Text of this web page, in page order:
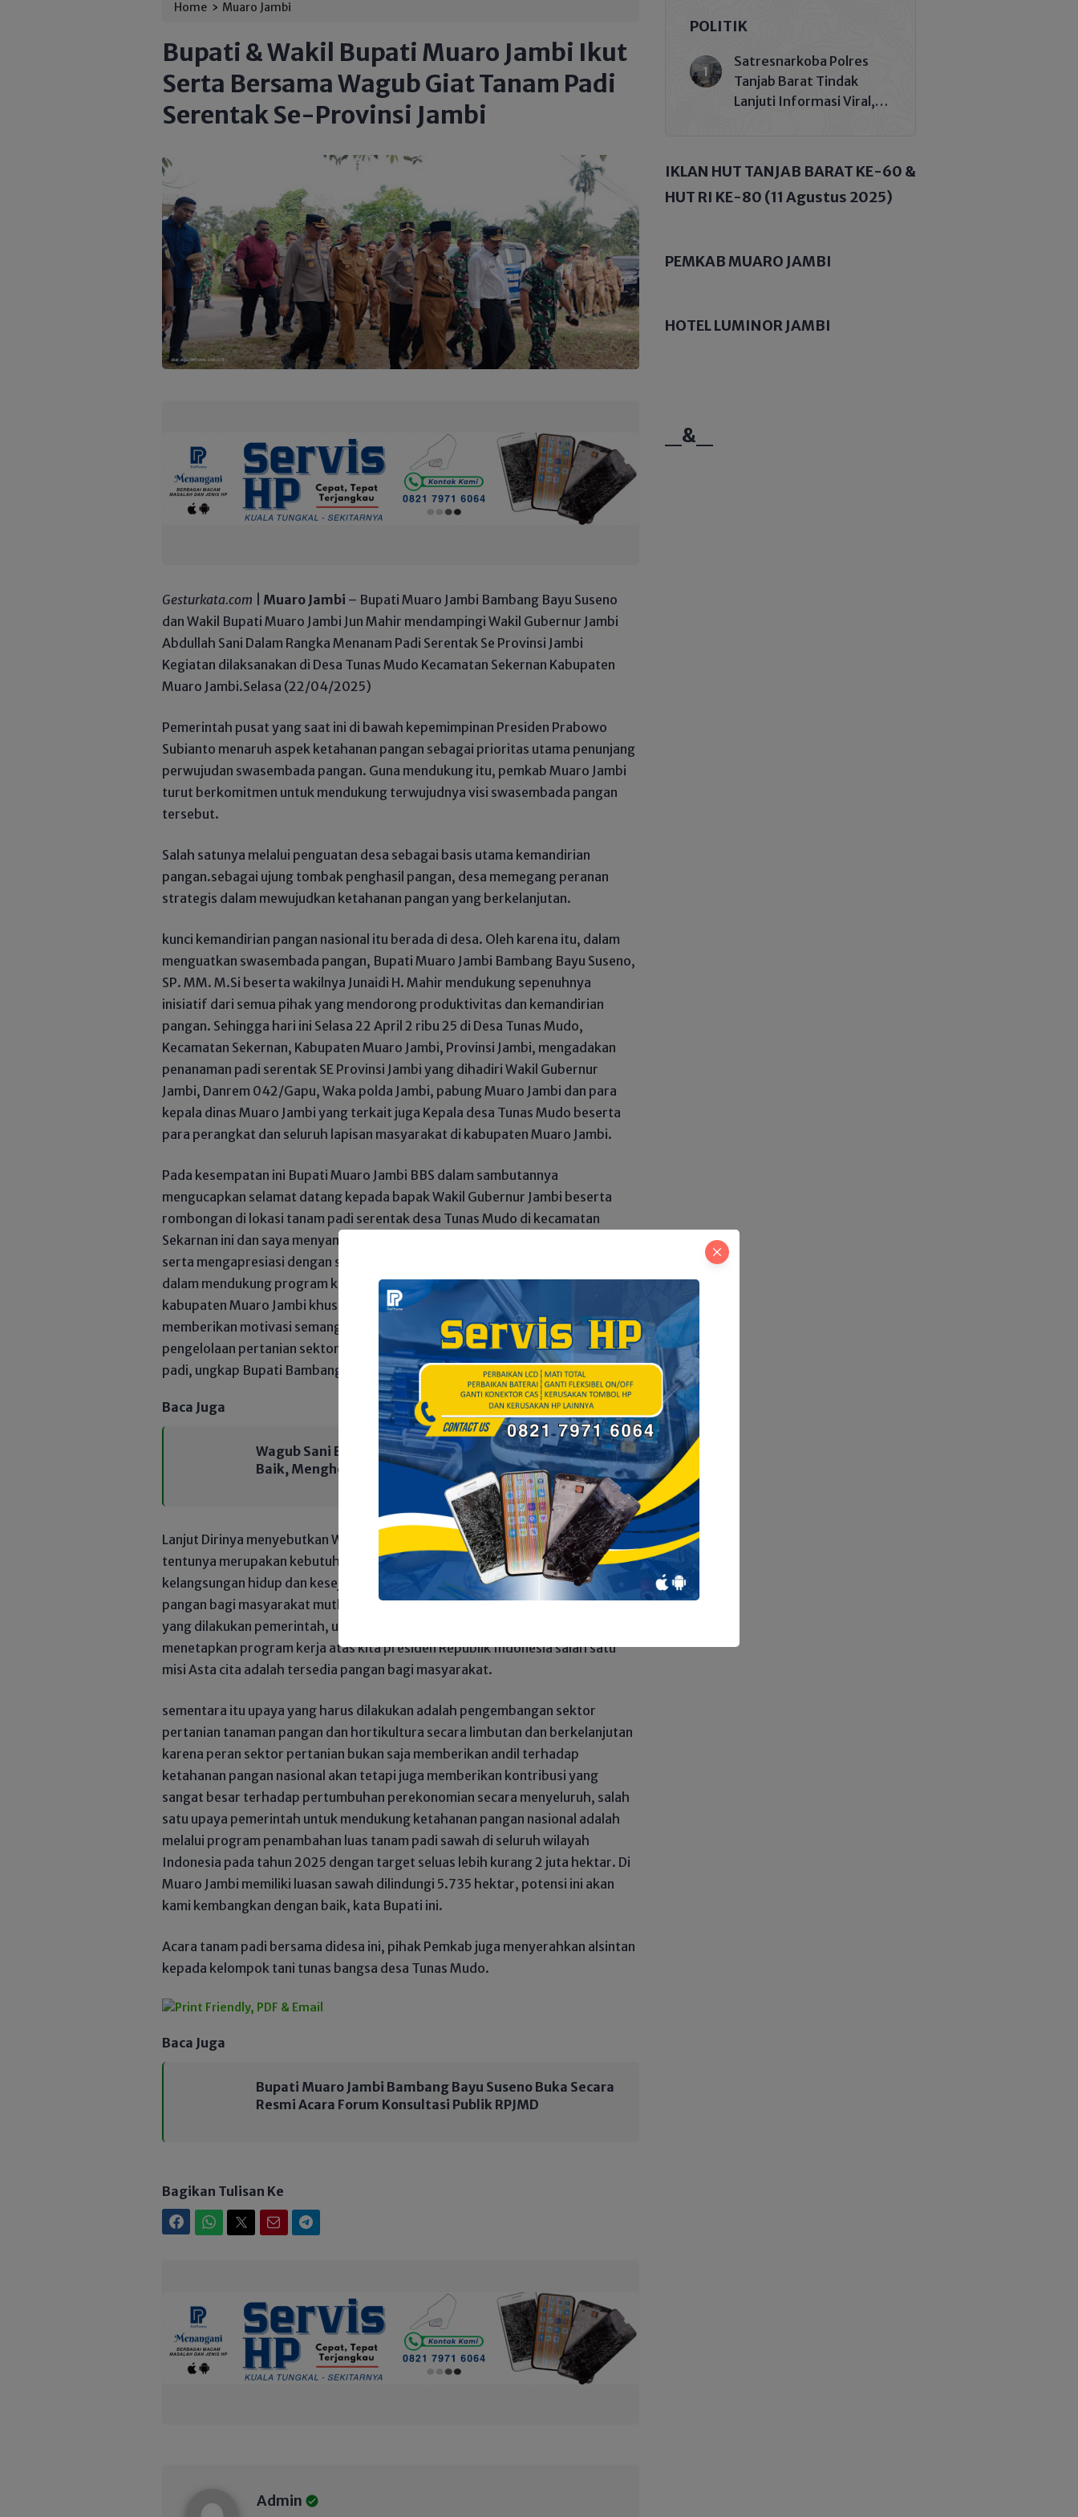
Home › Muaro Jambi
Bupati & Wakil Bupati Muaro Jambi Ikut
Serta Bersama Wagub Giat Tanam Padi
Serentak Se-Provinsi Jambi
Gesturkata.com Muaro Jambi – Bupati Muaro Jambi Bambang Bayu Suseno
dan Wakil Bupati Muaro Jambi Jun Mahir mendampingi Wakil Gubernur Jambi
Abdullah Sani Dalam Rangka Menanam Padi Serentak Se Provinsi Jambi
Kegiatan dilaksanakan di Desa Tunas Mudo Kecamatan Sekernan Kabupaten
Muaro Jambi.Selasa (22/04/2025)
Pemerintah pusat yang saat ini di bawah kepemimpinan Presiden Prabowo
Subianto menaruh aspek ketahanan pangan sebagai prioritas utama penunjang
perwujudan swasembada pangan. Guna mendukung itu, pemkab Muaro Jambi
turut berkomitmen untuk mendukung terwujudnya visi swasembada pangan
tersebut.
Salah satunya melalui penguatan desa sebagai basis utama kemandirian
pangan.sebagai ujung tombak penghasil pangan, desa memegang peranan
strategis dalam mewujudkan ketahanan pangan yang berkelanjutan.
kunci kemandirian pangan nasional itu berada di desa. Oleh karena itu, dalam
menguatkan swasembada pangan, Bupati Muaro Jambi Bambang Bayu Suseno,
SP. MM. M.Si beserta wakilnya Junaidi H. Mahir mendukung sepenuhnya
inisiatif dari semua pihak yang mendorong produktivitas dan kemandirian
pangan. Sehingga hari ini Selasa 22 April 2 ribu 25 di Desa Tunas Mudo,
Kecamatan Sekernan, Kabupaten Muaro Jambi, Provinsi Jambi, mengadakan
penanaman padi serentak SE Provinsi Jambi yang dihadiri Wakil Gubernur
Jambi, Danrem 042/Gapu, Waka polda Jambi, pabung Muaro Jambi dan para
kepala dinas Muaro Jambi yang terkait juga Kepala desa Tunas Mudo beserta
para perangkat dan seluruh lapisan masyarakat di kabupaten Muaro Jambi.
Pada kesempatan ini Bupati Muaro Jambi BBS dalam sambutannya
mengucapkan selamat datang kepada bapak Wakil Gubernur Jambi beserta
rombongan di lokasi tanam padi serentak desa Tunas Mudo di kecamatan
Sekarnan ini dan saya menyambut baik dan mengucapkan banyak terima kasih
serta mengapresiasi dengan setinggi-tingginya atas dukungan dan kerjasama
dalam mendukung program ketahanan pangan nasional provinsi Jambi dan
kabupaten Muaro Jambi khususnya semoga kehadiran bapak dapat
memberikan motivasi semangat yang tinggi bagi para petani dalam
pengelolaan pertanian sektor tanaman pangan dan hortikultura terutamanya
padi, ungkap Bupati Bambang Bayu Suseno.
Baca Juga
Wagub Sani Berbagi Tips Menjadi Orang Baik: Berbuat
Baik, Menghormati dan Beribadah
Lanjut Dirinya menyebutkan Wakil Gubernur Jambi yang saya hormati pangan
tentunya merupakan kebutuhan dasar yang harus terpenuhi setiap saat untuk
kelangsungan hidup dan kesejahteraan manusia karena itu kebutuhan akan
pangan bagi masyarakat mutlak harus dipenuhi oleh pemerintah kebijakan
yang dilakukan pemerintah, untuk penyediaan pangan nasional adalah dengan
menetapkan program kerja atas kita presiden Republik Indonesia salah satu
misi Asta cita adalah tersedia pangan bagi masyarakat.
sementara itu upaya yang harus dilakukan adalah pengembangan sektor
pertanian tanaman pangan dan hortikultura secara limbutan dan berkelanjutan
karena peran sektor pertanian bukan saja memberikan andil terhadap
ketahanan pangan nasional akan tetapi juga memberikan kontribusi yang
sangat besar terhadap pertumbuhan perekonomian secara menyeluruh, salah
satu upaya pemerintah untuk mendukung ketahanan pangan nasional adalah
melalui program penambahan luas tanam padi sawah di seluruh wilayah
Indonesia pada tahun 2025 dengan target seluas lebih kurang 2 juta hektar. Di
Muaro Jambi memiliki luasan sawah dilindungi 5.735 hektar, potensi ini akan
kami kembangkan dengan baik, kata Bupati ini.
Acara tanam padi bersama didesa ini, pihak Pemkab juga menyerahkan alsintan
kepada kelompok tani tunas bangsa desa Tunas Mudo.
Baca Juga
Bupati Muaro Jambi Bambang Bayu Suseno Buka Secara
Resmi Acara Forum Konsultasi Publik RPJMD
Bagikan Tulisan Ke
Admin
POLITIK
Satresnarkoba Polres
Tanjab Barat Tindak
Lanjuti Informasi Viral,
IKLAN HUT TANJAB BARAT KE-60 &
HUT RI KE-80 (11 Agustus 2025)
PEMKAB MUARO JAMBI
HOTEL LUMINOR JAMBI
_&_